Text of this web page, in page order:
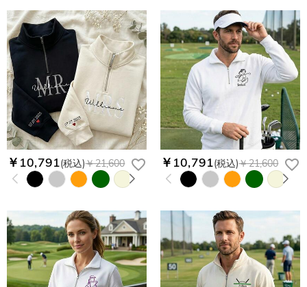
￥10,791(税込)￥21,600 ￥10,791(税込)￥21,600